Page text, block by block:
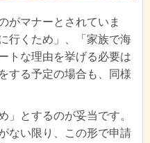
がマナーとされていま
行くため」、「家族で海
トな理由を挙げる必要は
する予定の場合も、同様
」とするのが妥当です。
ない限り、この形で申請